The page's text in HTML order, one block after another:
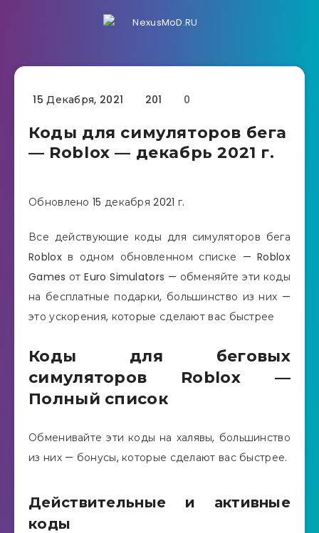
15 Декабря, 2021 201 0
Коды для симуляторов бега
— Roblox — декабрь 2021 г.
Обновлено 15 декабря 2021 г.
Все действующие коды для симуляторов бега
Roblox в одном обновленном списке — Roblox
Games от Euro Simulators — обменяйте эти коды
на бесплатные подарки, большинство из них —
это ускорения, которые сделают вас быстрее
Коды для беговых
симуляторов Roblox —
Полный список
Обменивайте эти коды на халявы, большинство
из них — бонусы, которые сделают вас быстрее.
Действительные и активные
коды